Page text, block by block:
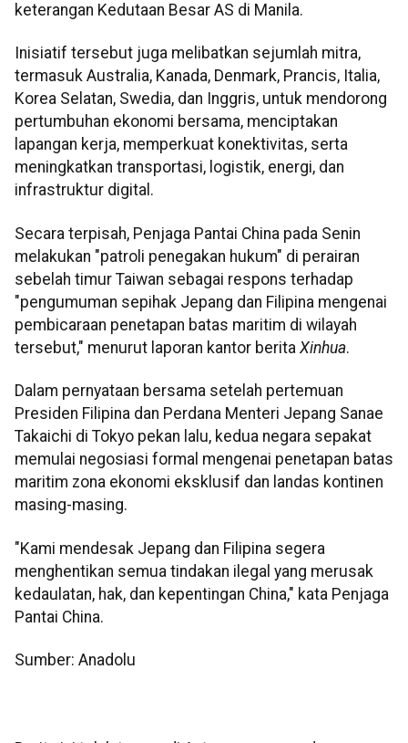
keterangan Kedutaan Besar AS di Manila.
Inisiatif tersebut juga melibatkan sejumlah mitra,
termasuk Australia, Kanada, Denmark, Prancis, Italia,
Korea Selatan, Swedia, dan Inggris, untuk mendorong
pertumbuhan ekonomi bersama, menciptakan
lapangan kerja, memperkuat konektivitas, serta
meningkatkan transportasi, logistik, energi, dan
infrastruktur digital.
Secara terpisah, Penjaga Pantai China pada Senin
melakukan "patroli penegakan hukum" di perairan
sebelah timur Taiwan sebagai respons terhadap
"pengumuman sepihak Jepang dan Filipina mengenai
pembicaraan penetapan batas maritim di wilayah
tersebut," menurut laporan kantor berita Xinhua.
Dalam pernyataan bersama setelah pertemuan
Presiden Filipina dan Perdana Menteri Jepang Sanae
Takaichi di Tokyo pekan lalu, kedua negara sepakat
memulai negosiasi formal mengenai penetapan batas
maritim zona ekonomi eksklusif dan landas kontinen
masing-masing.
"Kami mendesak Jepang dan Filipina segera
menghentikan semua tindakan ilegal yang merusak
kedaulatan, hak, dan kepentingan China," kata Penjaga
Pantai China.
Sumber: Anadolu